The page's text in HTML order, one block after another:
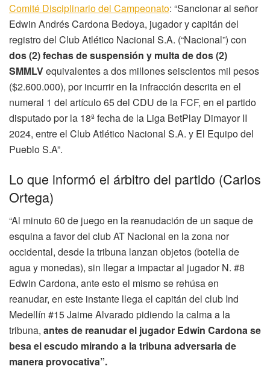
Comité Disciplinario del Campeonato: “Sancionar al señor
Edwin Andrés Cardona Bedoya, jugador y capitán del
registro del Club Atlético Nacional S.A. (“Nacional”) con
dos (2) fechas de suspensión y multa de dos (2)
SMMLVequivalentes a dos millones seiscientos mil pesos
($2.600.000), por incurrir en la infracción descrita en el
numeral 1 del artículo 65 del CDU de la FCF, en el partido
disputado por la 18ª fecha de la Liga BetPlay Dimayor II
2024, entre el Club Atlético Nacional S.A. y El Equipo del
Pueblo S.A”.
Lo que informó el árbitro del partido (Carlos
Ortega)
“Al minuto 60 de juego en la reanudación de un saque de
esquina a favor del club AT Nacional en la zona nor
occidental, desde la tribuna lanzan objetos (botella de
agua y monedas), sin llegar a impactar al jugador N. #8
Edwin Cardona, ante esto el mismo se rehúsa en
reanudar, en este instante llega el capitán del club Ind
Medellín #15 Jaime Alvarado pidiendo la calma a la
tribuna, antes de reanudar el jugador Edwin Cardona se
besa el escudo mirando a la tribuna adversaria de
manera provocativa”.